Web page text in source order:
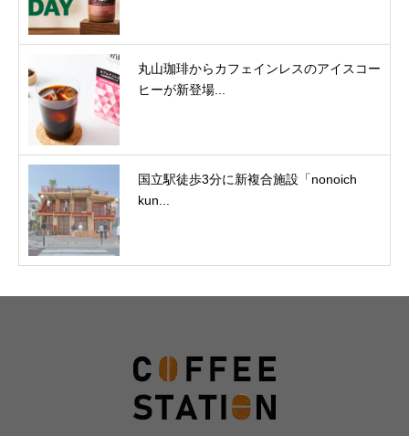
丸山珈琲からカフェインレスのアイスコー
ヒーが新登場...
国立駅徒歩3分に新複合施設「nonoich
kun...